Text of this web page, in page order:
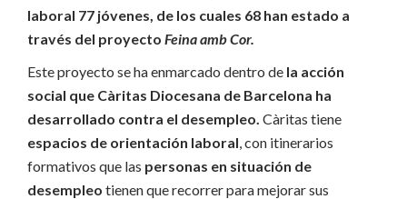
laboral 77 jóvenes, de los cuales 68 han estado a
través del proyecto Feina amb Cor.
Este proyecto se ha enmarcado dentro de la acción
social que Càritas Diocesana de Barcelona ha
desarrollado contra el desempleo. Càritas tiene
espacios de orientación laboral, con itinerarios
formativos que las personas en situación de
desempleo tienen que recorrer para mejorar sus